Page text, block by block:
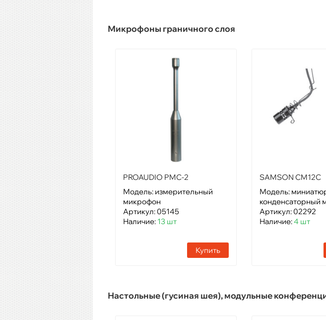
Микрофоны граничного слоя
PROAUDIO PMC-2
Модель: измерительный
микрофон
Артикул: 05145
Наличие: 13 шт
Купить
SAMSON CM12C
Модель:
конденсаторный
Артикул: 02292
Наличие:4 шт
Настольные (гусиная шея), модульные